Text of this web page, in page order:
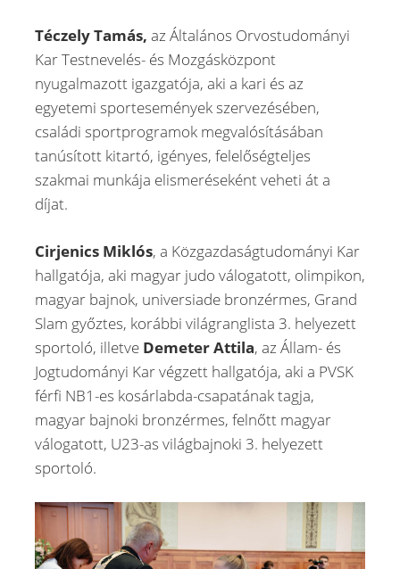
Téczely Tamás, az Általános Orvostudományi
Kar Testnevelés- és Mozgásközpont
nyugalmazott igazgatója, aki a kari és az
egyetemi sportesemények szervezésében,
családi sportprogramok megvalósításában
tanúsított kitartó, igényes, felelőségteljes
szakmai munkája elismeréseként veheti át a
díjat.
Cirjenics Miklós, a Közgazdaságtudományi Kar
hallgatója, aki magyar judo válogatott, olimpikon,
magyar bajnok, universiade bronzérmes, Grand
Slam győztes, korábbi világranglista 3. helyezett
sportoló, illetve Demeter Attila, az Állam- és
Jogtudományi Kar végzett hallgatója, aki a PVSK
férfi NB1-es kosárlabda-csapatának tagja,
magyar bajnoki bronzérmes, felnőtt magyar
válogatott, U23-as világbajnoki 3. helyezett
sportoló.